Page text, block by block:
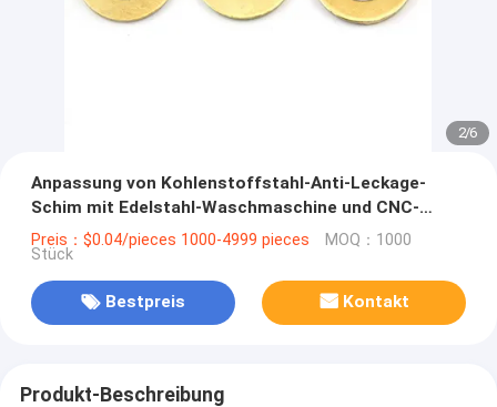
2/6
Anpassung von Kohlenstoffstahl-Anti-Leckage-
Schim mit Edelstahl-Waschmaschine und CNC-
Bearbeitung
Preis：$0.04/pieces 1000-4999 pieces MOQ：1000
Stück
Bestpreis Kontakt
Produkt-Beschreibung